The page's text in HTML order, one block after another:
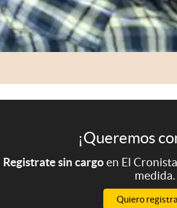
¡Queremos
Registrate sin cargoen El
medida.
Quiero